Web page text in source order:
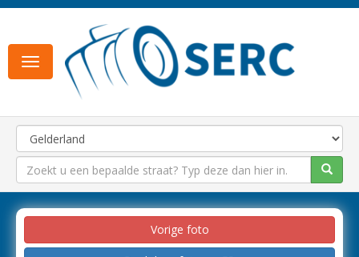
Toggle
navigation
Vorige foto